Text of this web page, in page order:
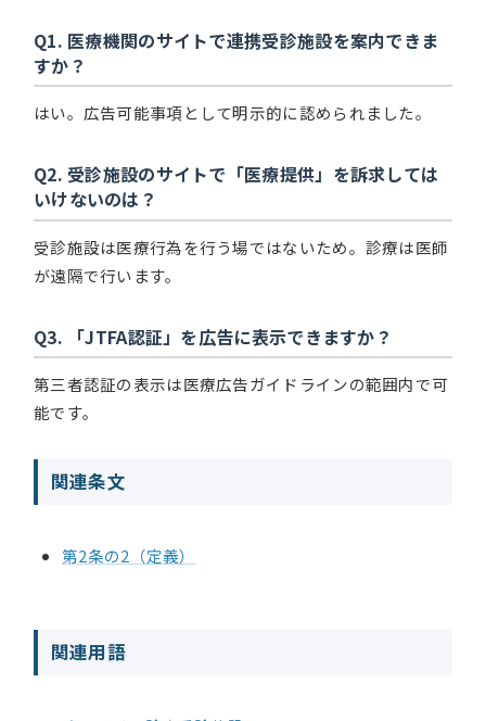
Q1. 医療機関のサイトで連携受診施設を案内できま
すか？
はい。広告可能事項として明示的に認められました。
Q2. 受診施設のサイトで「医療提供」を訴求しては
いけないのは？
受診施設は医療行為を行う場ではないため。診療は医師
が遠隔で行います。
Q3. 「JTFA認証」を広告に表示できますか？
第三者認証の表示は医療広告ガイドラインの範囲内で可
能です。
関連条文
第2条の2（定義）
関連用語